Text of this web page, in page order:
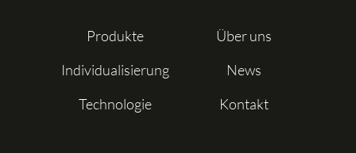
Produkte
Individualisierung
Technologie
Über uns
News
Kontakt